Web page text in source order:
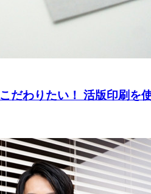
だわりたい！ 活版印刷を